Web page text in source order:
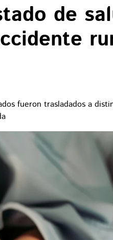
de
fueron trasladados a